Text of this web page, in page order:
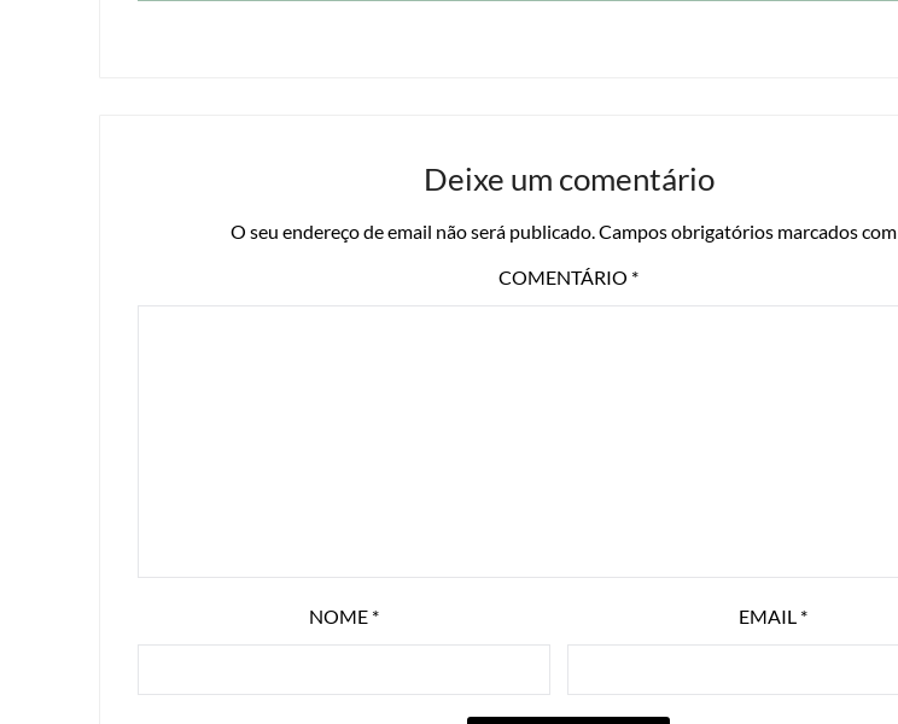
Deixe um comentário
O seu endereço de email não será publicado.Campos obrigatórios marcados com
COMENTÁRIO *
NOME * EMAIL *